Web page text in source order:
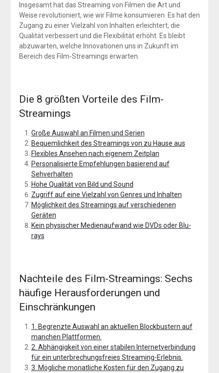
Insgesamt hat das Streaming von Filmen die Art und
Weise revolutioniert, wie wir Filme konsumieren. Es hat den
Zugang zu einer Vielzahl von Inhalten erleichtert, die
Qualität verbessert und die Flexibilität erhöht. Es bleibt
abzuwarten, welche Innovationen uns in Zukunft im
Bereich des Film-Streamings erwarten.
Die 8 größten Vorteile des Film-
Streamings
Große Auswahl an Filmen und Serien
Bequemlichkeit des Streamings von zu Hause aus
Flexibles Ansehen nach eigenem Zeitplan
Personalisierte Empfehlungen basierend auf
Sehverhalten
Hohe Qualität von Bild und Sound
Zugriff auf eine Vielzahl von Genres und Inhalten
Möglichkeit des Streamings auf verschiedenen
Geräten
Kein physischer Medienaufwand wie DVDs oder Blu-
rays
Nachteile des Film-Streamings: Sechs
häufige Herausforderungen und
Einschränkungen
1. Begrenzte Auswahl an aktuellen Blockbustern auf
manchen Plattformen.
2. Abhängigkeit von einer stabilen Internetverbindung
für ein unterbrechungsfreies Streaming-Erlebnis.
3. Mögliche monatliche Kosten für den Zugang zu